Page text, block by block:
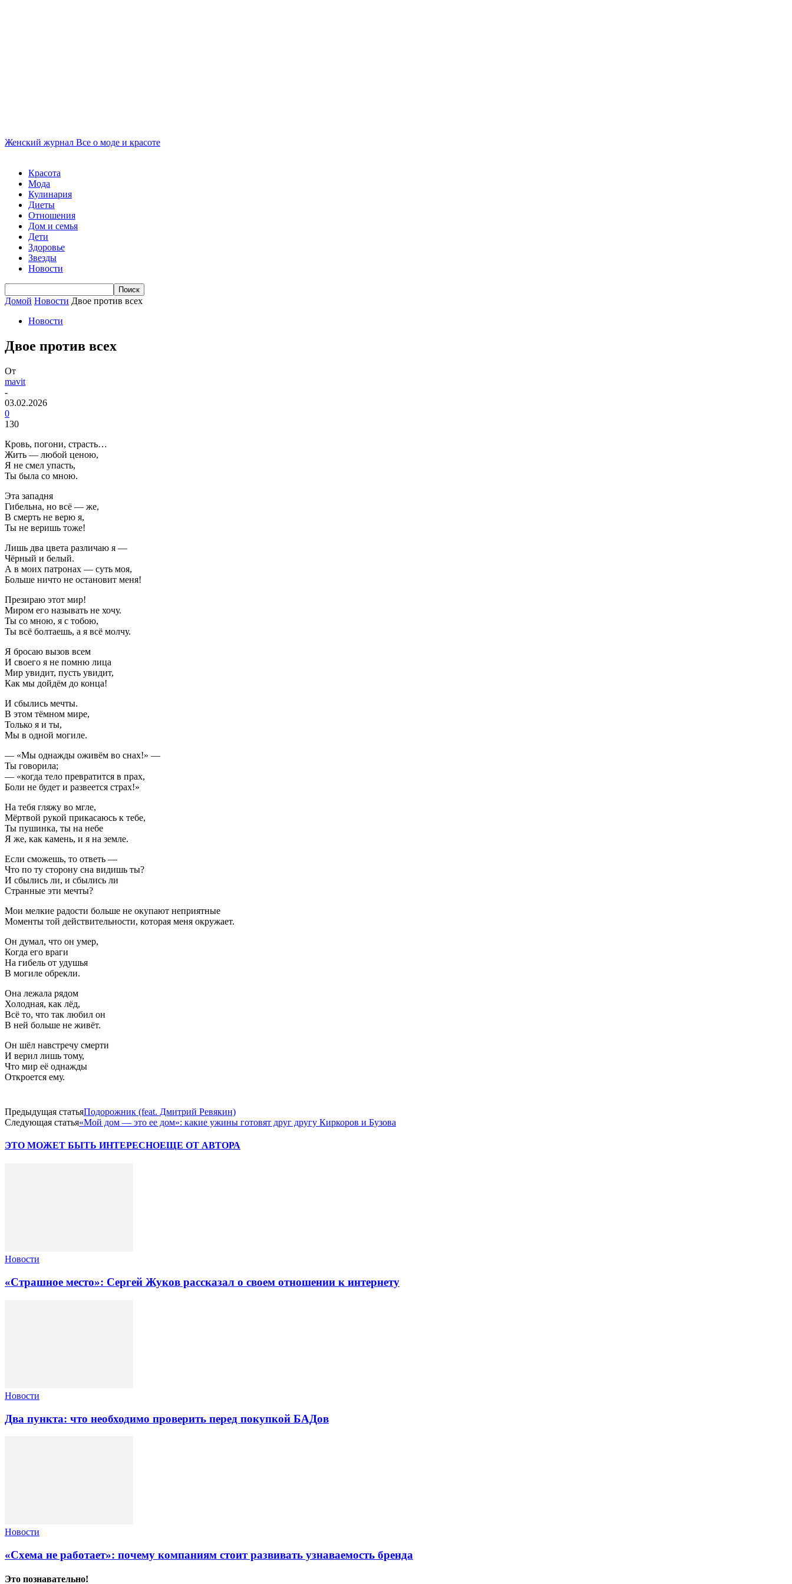
Женский журнал Все о моде и красоте
Красота
Мода
Кулинария
Диеты
Отношения
Дом и семья
Дети
Здоровье
Звезды
Новости
Домой Новости Двое против всех
Новости
Двое против всех
От
mavit
-
03.02.2026
0
130
Кровь, погони, страсть…
Жить — любой ценою,
Я не смел упасть,
Ты была со мною.
Эта западня
Гибельна, но всё — же,
В смерть не верю я,
Ты не веришь тоже!
Лишь два цвета различаю я —
Чёрный и белый.
А в моих патронах — суть моя,
Больше ничто не остановит меня!
Презираю этот мир!
Миром его называть не хочу.
Ты со мною, я с тобою,
Ты всё болтаешь, а я всё молчу.
Я бросаю вызов всем
И своего я не помню лица
Мир увидит, пусть увидит,
Как мы дойдём до конца!
И сбылись мечты.
В этом тёмном мире,
Только я и ты,
Мы в одной могиле.
— «Мы однажды оживём во снах!» —
Ты говорила;
— «когда тело превратится в прах,
Боли не будет и развеется страх!»
На тебя гляжу во мгле,
Мёртвой рукой прикасаюсь к тебе,
Ты пушинка, ты на небе
Я же, как камень, и я на земле.
Если сможешь, то ответь —
Что по ту сторону сна видишь ты?
И сбылись ли, и сбылись ли
Странные эти мечты?
Мои мелкие радости больше не окупают неприятные
Моменты той действительности, которая меня окружает.
Он думал, что он умер,
Когда его враги
На гибель от удушья
В могиле обрекли.
Она лежала рядом
Холодная, как лёд,
Всё то, что так любил он
В ней больше не живёт.
Он шёл навстречу смерти
И верил лишь тому,
Что мир её однажды
Откроется ему.
Предыдущая статьяПодорожник (feat. Дмитрий Ревякин)
Следующая статья«Мой дом — это ее дом»: какие ужины готовят друг другу Киркоров и Бузова
ЭТО МОЖЕТ БЫТЬ ИНТЕРЕСНОЕЩЕ ОТ АВТОРА
Новости
«Страшное место»: Сергей Жуков рассказал о своем отношении к интернету
Новости
Два пункта: что необходимо проверить перед покупкой БАДов
Новости
«Схема не работает»: почему компаниям стоит развивать узнаваемость бренда
Это познавательно!